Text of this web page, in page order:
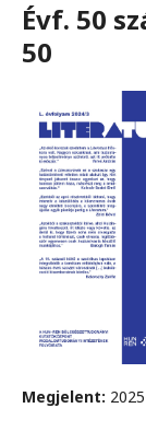
Évf. 50
50
Megjelent: